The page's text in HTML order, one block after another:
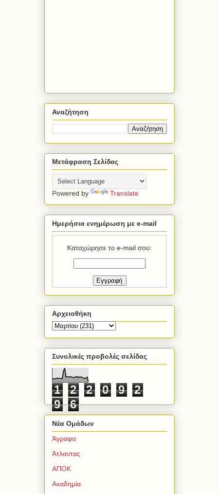
Αναζήτηση
Μετάφραση Σελίδας
Powered by Translate
Ημερήσια ενημέρωση με e-mail
Καταχώρησε το e-mail σου:
Αρχειοθήκη
Συνολικές προβολές σελίδας
1 2 2 0 9
2
9
6
Νέα Ομάδων
Άγραφα
Άτλαντας
ΑΠΟΚ
Ακαδημία